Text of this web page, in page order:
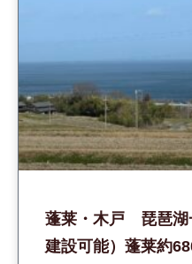
蓬莱・木戸 琵琶湖
建設可能）蓬莱約